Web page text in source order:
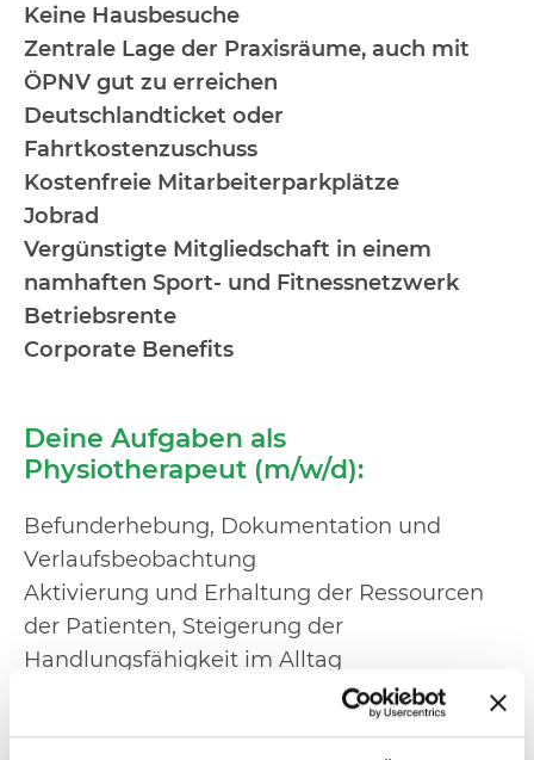
Keine Hausbesuche
Zentrale Lage der Praxisräume, auch mit
ÖPNV gut zu erreichen
Deutschlandticket oder
Fahrtkostenzuschuss
Kostenfreie Mitarbeiterparkplätze
Jobrad
Vergünstigte Mitgliedschaft in einem
namhaften Sport- und Fitnessnetzwerk
Betriebsrente
Corporate Benefits
Deine Aufgaben als
Physiotherapeut (m/w/d):
Befunderhebung, Dokumentation und
Verlaufsbeobachtung
Aktivierung und Erhaltung der Ressourcen
der Patienten, Steigerung der
Handlungsfähigkeit im Alltag
individuelle, patientenorientierte und